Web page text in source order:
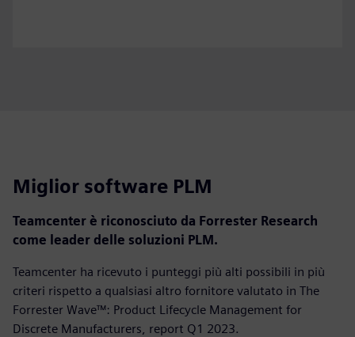
Miglior software PLM
Teamcenter è riconosciuto da Forrester Research
come leader delle soluzioni PLM.
Teamcenter ha ricevuto i punteggi più alti possibili in più
criteri rispetto a qualsiasi altro fornitore valutato in The
Forrester Wave™: Product Lifecycle Management for
Discrete Manufacturers, report Q1 2023.